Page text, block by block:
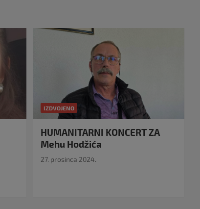
IZDVOJENO
HUMANITARNI KONCERT ZA
Mehu Hodžića
27. prosinca 2024.